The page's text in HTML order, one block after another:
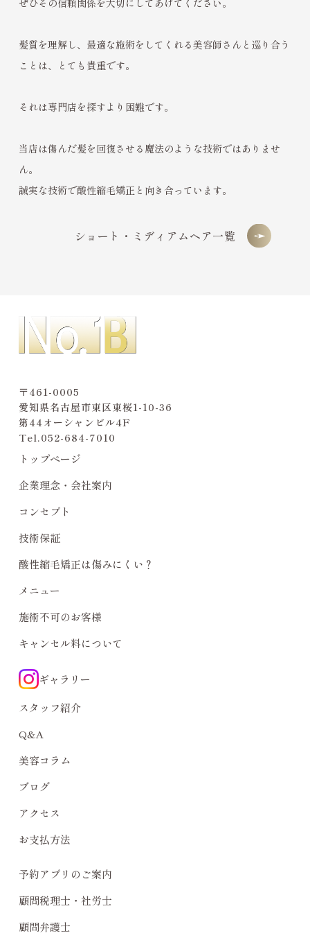
ぜひその信頼関係を大切にしてあげてください。
髪質を理解し、最適な施術をしてくれる美容師さんと巡り合う
ことは、とても貴重です。
それは専門店を探すより困難です。
当店は傷んだ髪を回復させる魔法のような技術ではありませ
ん。
誠実な技術で酸性縮毛矯正と向き合っています。
ショート・ミディアムヘア一覧
〒461-0005
愛知県名古屋市東区東桜1-10-36
第44オーシャンビル4F
Tel.052-684-7010
トップページ
企業理念・会社案内
コンセプト
技術保証
酸性縮毛矯正は傷みにくい？
メニュー
施術不可のお客様
キャンセル料について
ギャラリー
スタッフ紹介
Q&A
美容コラム
ブログ
アクセス
お支払方法
予約アプリのご案内
顧問税理士・社労士
顧問弁護士